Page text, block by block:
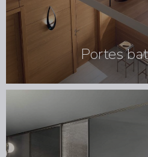
Portes